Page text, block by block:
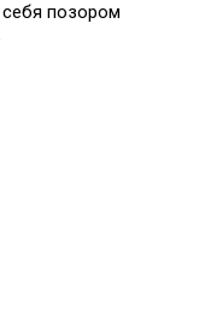
позором